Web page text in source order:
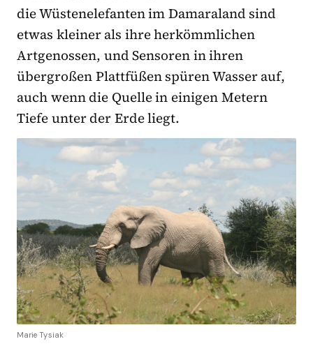
die Wüstenelefanten im Damaraland sind
etwas kleiner als ihre herkömmlichen
Artgenossen, und Sensoren in ihren
übergroßen Plattfüßen spüren Wasser auf,
auch wenn die Quelle in einigen Metern
Tiefe unter der Erde liegt.
Marie Tysiak